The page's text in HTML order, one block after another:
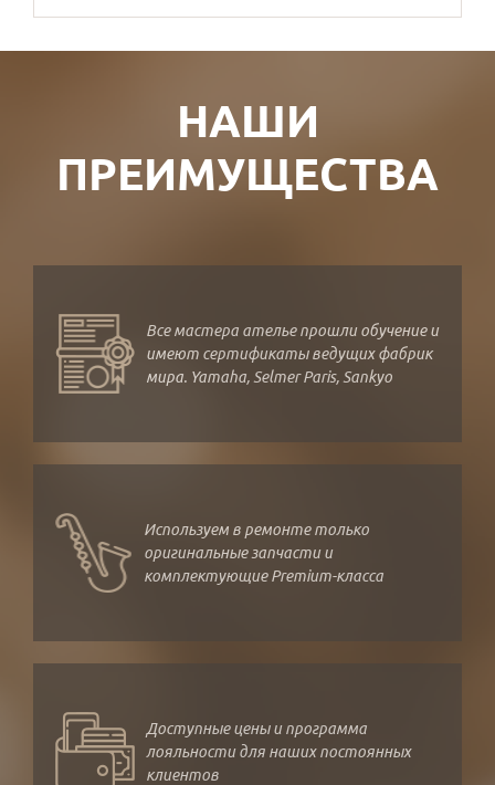
НАШИ
ПРЕИМУЩЕСТВА
Все мастера ателье прошли обучение и
имеют сертификаты ведущих фабрик
мира. Yamaha, Selmer Paris, Sankyo
Используем в ремонте только
оригинальные запчасти и
комплектующие Premium-класса
Доступные цены и программа
лояльности для наших постоянных
клиентов